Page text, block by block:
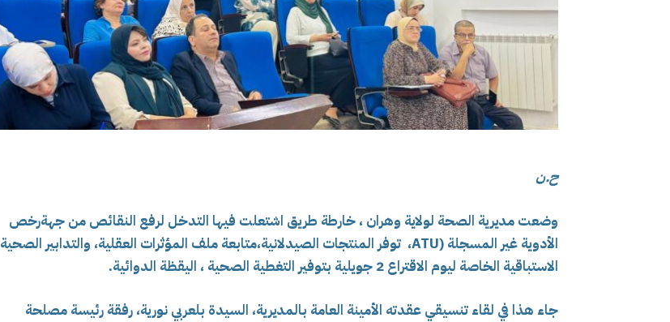
ح.ن
وضعت مديرية الصحة لولاية وهران ، خارطة طريق اشتعلت فيها التدخل لرفع النقائص من جهةرخص
الأدوية غير المسجلة (ATU، توفر المنتجات الصيدلانية،متابعة ملف المؤثرات العقلية، والتدابير الصحية
الاستباقية الخاصة ليوم الاقتراع 2 جويلية بتوفير التغطية الصحية ، اليقظة الدوائية.
جاء هذا في لقاء تنسيقي عقدته الأمينة العامة بالمديرية، السيدة بلعربي نورية، رفقة رئيسة مصلحة